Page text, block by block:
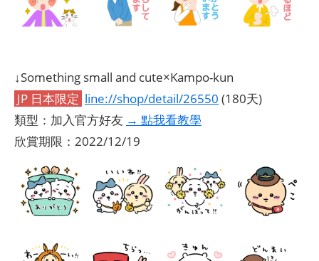
↓Something small and cute×Kampo-kun
JP 日本限定 line://shop/detail/26550 (180天)
類型：加入官方好友 → 點我看教學
欣賞期限：2022/12/19